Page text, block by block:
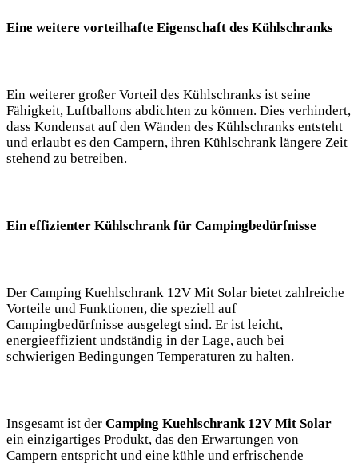
Eine weitere vorteilhafte Eigenschaft des Kühlschranks
Ein‍ weiterer großer ⁤Vorteil des ⁣Kühlschranks ist seine
Fähigkeit, Luftballons abdichten zu können. Dies verhindert,
dass⁤ Kondensat ⁢auf den⁣ Wänden ⁣des Kühlschranks entsteht
und ⁢erlaubt es den Campern, ihren‍ Kühlschrank längere Zeit
stehend ⁢zu betreiben.
Ein effizienter Kühlschrank für Campingbedürfnisse
Der ⁢Camping Kuehlschrank 12V ⁢Mit Solar bietet ‍zahlreiche
Vorteile und Funktionen,⁤ die speziell auf
Campingbedürfnisse ausgelegt sind. Er ist leicht,
energieeffizient undständig in der Lage, auch bei
schwierigen Bedingungen Temperaturen zu halten.
Insgesamt ist der⁢ Camping ⁣Kuehlschrank 12V⁣ Mit Solar
ein einzigartiges Produkt,⁣ das⁤ den Erwartungen von
⁣Campern entspricht und eine⁢ kühle und erfrischende